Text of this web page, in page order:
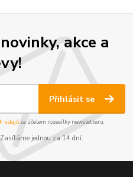
akce a
Přihlásit se
údajůza účelem rozesílky newsletteru.
jednou za 14 dní.